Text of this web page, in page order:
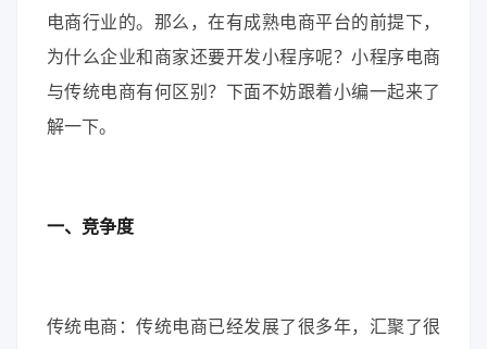
电商行业的。那么，在有成熟电商平台的前提下，
为什么企业和商家还要开发小程序呢？小程序电商
与传统电商有何区别？下面不妨跟着小编一起来了
解一下。
一、竞争度
传统电商：传统电商已经发展了很多年，汇聚了很